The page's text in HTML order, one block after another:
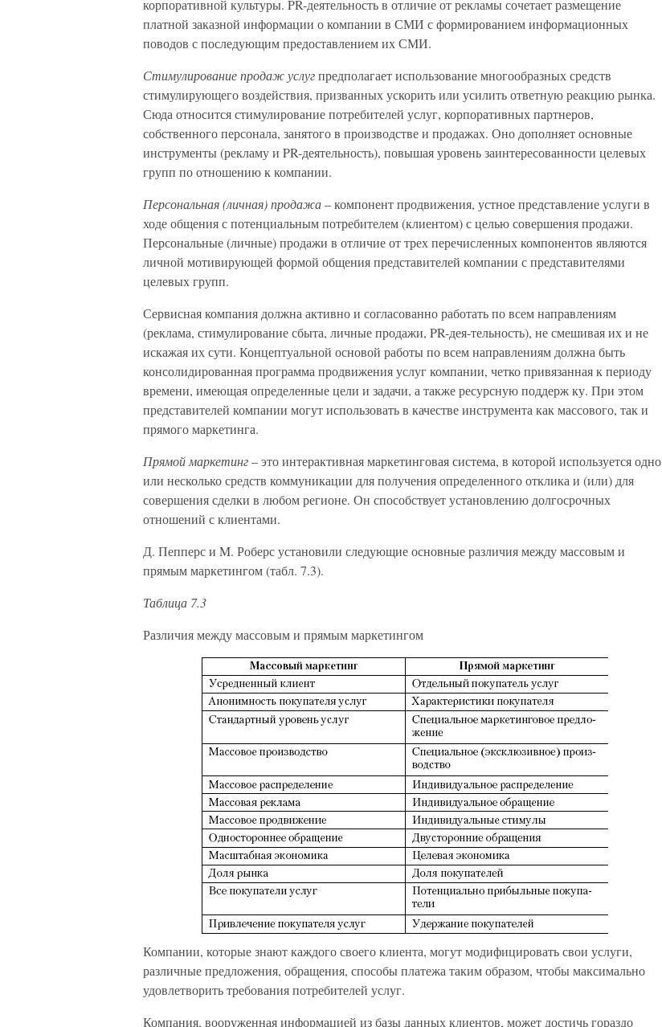
корпоративной культуры. PR-деятельность в отличие от рекламы сочетает размещение
платной заказной информации о компании в СМИ с формированием информационных
поводов с последующим предоставлением их СМИ.
Стимулирование продаж услугпредполагает использование многообразных средств
стимулирующего воздействия, призванных ускорить или усилить ответную реакцию рынка.
Сюда относится стимулирование потребителей услуг, корпоративных партнеров,
собственного персонала, занятого в производстве и продажах. Оно дополняет основные
инструменты (рекламу и PR-деятельность), повышая уровень заинтересованности целевых
групп по отношению к компании.
Персональная (личная) продажа– компонент продвижения, устное представление услуги в
ходе общения с потенциальным потребителем (клиентом) с целью совершения продажи.
Персональные (личные) продажи в отличие от трех перечисленных компонентов являются
личной мотивирующей формой общения представителей компании с представителями
целевых групп.
Сервисная компания должна активно и согласованно работать по всем направлениям
(реклама, стимулирование сбыта, личные продажи, PR-дея-тельность), не смешивая их и не
искажая их сути. Концептуальной основой работы по всем направлениям должна быть
консолидированная программа продвижения услуг компании, четко привязанная к периоду
времени, имеющая определенные цели и задачи, а также ресурсную поддерж ку. При этом
представителей компании могут использовать в качестве инструмента как массового, так и
прямого маркетинга.
Прямой маркетинг– это интерактивная маркетинговая система, в которой используется одно
или несколько средств коммуникации для получения определенного отклика и (или) для
совершения сделки в любом регионе. Он способствует установлению долгосрочных
отношений с клиентами.
Д. Пепперс и M. Роберс установили следующие основные различия между массовым и
прямым маркетингом (табл. 7.3).
Таблица 7.3
Различия между массовым и прямым маркетингом
Компании, которые знают каждого своего клиента, могут модифицировать свои услуги,
различные предложения, обращения, способы платежа таким образом, чтобы максимально
удовлетворить требования потребителей услуг.
Компания, вооруженная информацией из базы данных клиентов, может достичь гораздо